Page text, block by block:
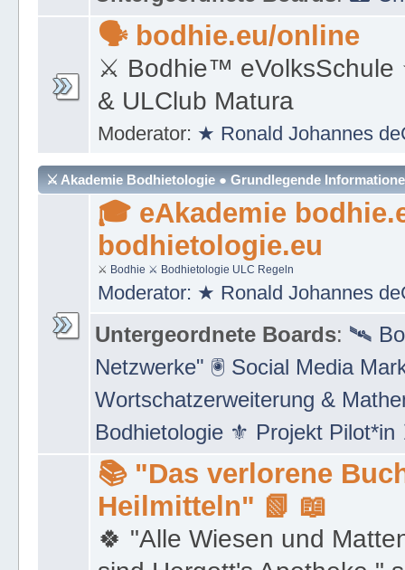
Untergeordnete Boards:📟
🗣 bodhie.eu/online
⚔ Bodhie™
& ULClub Matura
Moderator:★ Ronald Johannes
⚔ Akademie Bodhietologie ● Grundlegende
🎓 eAkademie
bodhietologie.eu
Moderator:★ Ronald Johannes
Untergeordnete Boards:🛰
Netzwerke" 🖲 Social Media
Wortschatzerweiterung &
Bodhietologie ⚜ Projekt
📚 "Das verlorene
Heilmitteln" 📗 📖